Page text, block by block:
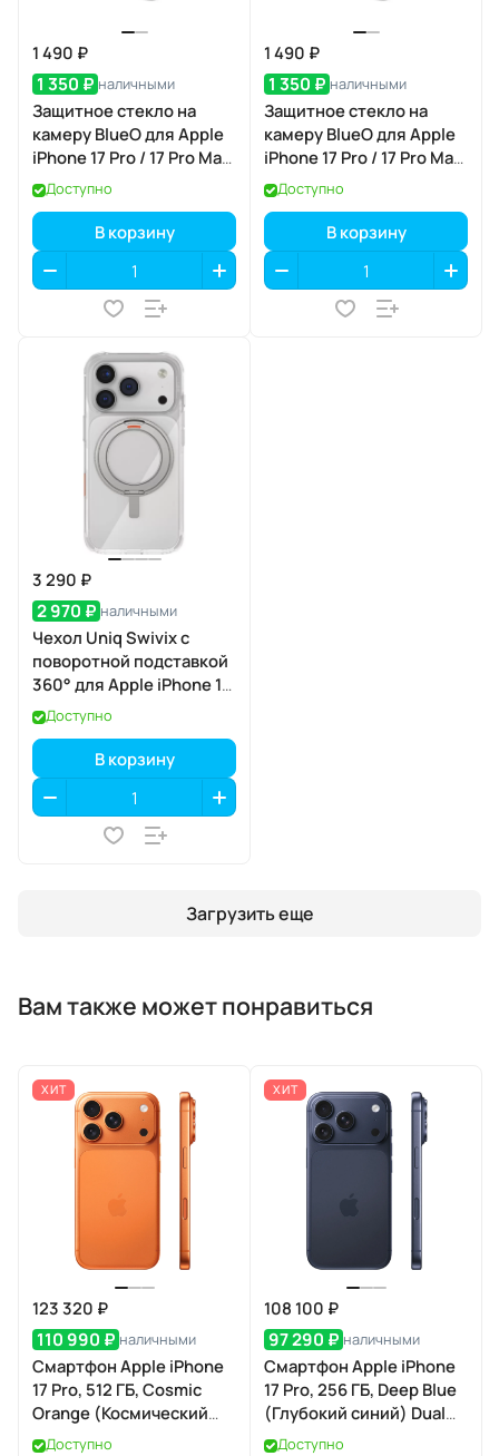
1 490 ₽
1 350 ₽ наличными
Защитное стекло на
камеру BlueO для Apple
iPhone 17 Pro / 17 Pro Max,
Aluminium, 3 шт., Grey
(серый), с
аппликатором
Доступно
В корзину
1 490 ₽
1 350 ₽ наличными
Защитное стекло на
камеру BlueO для Apple
iPhone 17 Pro / 17 Pro Max,
Aluminium, 3 шт., Silver
(серебристый), с
аппликатором
Доступно
В корзину
3 290 ₽
2 970 ₽ наличными
Чехол Uniq Swivix с
поворотной подставкой
360° для Apple iPhone 17
Pro, Lucent Clear
(прозрачный), MagSafe
Доступно
В корзину
Загрузить еще
Вам также может понравиться
ХИТ
123 320 ₽
110 990 ₽ наличными
Смартфон Apple iPhone
17 Pro, 512 ГБ, Cosmic
Orange (Космический
оранжевый) Dual eSIM
Доступно
ХИТ
108 100 ₽
97 290 ₽ наличными
Смартфон Apple iPhone
17 Pro, 256 ГБ, Deep Blue
(Глубокий синий) Dual
eSIM
Доступно